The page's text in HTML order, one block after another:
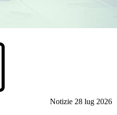
Notizie 28 lug 2026